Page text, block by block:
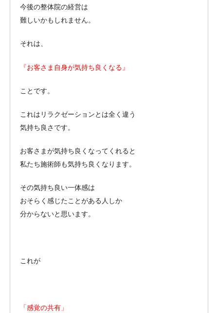
今後の整体院の経営は
難しいかもしれません。
それは、
『お客さま自身が気持ち良くなる』
ことです。
これはリラクゼーションとは全く違う
気持ち良さです。
お客さまが気持ち良くなってくれると
私たち施術師も気持ち良くなります。
その気持ち良い一体感は
おそらく感じたことがある人しか
分からないと思います。
これが
「感覚の共有」